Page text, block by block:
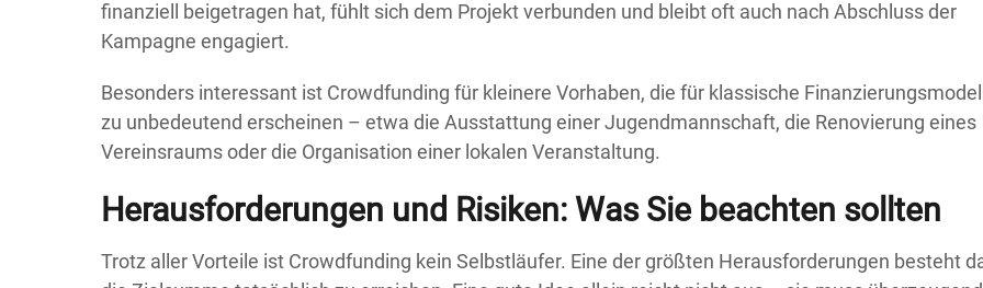
finanziell beigetragen hat, fühlt sich dem Projekt verbunden und bleibt oft auch nach Abschluss der
Kampagne engagiert.
Besonders interessant ist Crowdfunding für kleinere Vorhaben, die für klassische
zu unbedeutend erscheinen – etwa die Ausstattung einer Jugendmannschaft, die Renovierung eines
Vereinsraums oder die Organisation einer lokalen Veranstaltung.
Herausforderungen und Risiken: Was Sie beachten sollten
Trotz aller Vorteile ist Crowdfunding kein Selbstläufer. Eine der größten Herausforderungen besteht